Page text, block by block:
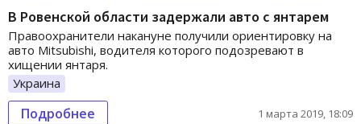
В Ровенской области задержали авто с янтарем
Правоохранители накануне получили ориентировку на
авто Mitsubishi, водителя которого подозревают в
хищении янтаря.
Украина
Подробнее 1 марта 2019, 18:09